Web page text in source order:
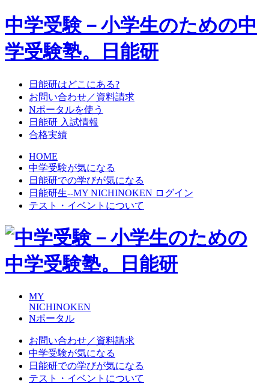
中学受験－小学生のための中
学受験塾。日能研
日能研はどこにある?
お問い合わせ／資料請求
Nポータルを使う
日能研 入試情報
合格実績
HOME
中学受験が気になる
日能研での学びが気になる
日能研生--MY NICHINOKEN ログイン
テスト・イベントについて
MY
NICHINOKEN
Nポータル
お問い合わせ／資料請求
中学受験が気になる
日能研での学びが気になる
テスト・イベントについて